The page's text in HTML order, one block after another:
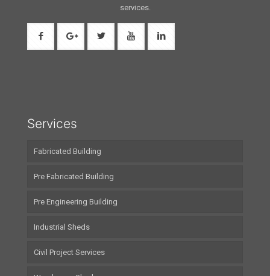
services.
Services
Fabricated Building
Pre Fabricated Building
Pre Engineering Building
Industrial Sheds
Civil Project Services